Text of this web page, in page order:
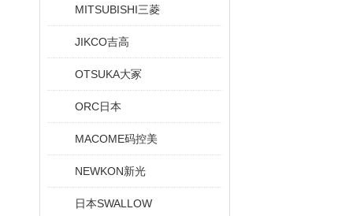
MITSUBISHI三菱
JIKCO吉高
OTSUKA大冢
ORC日本
MACOME码控美
NEWKON新光
日本SWALLOW